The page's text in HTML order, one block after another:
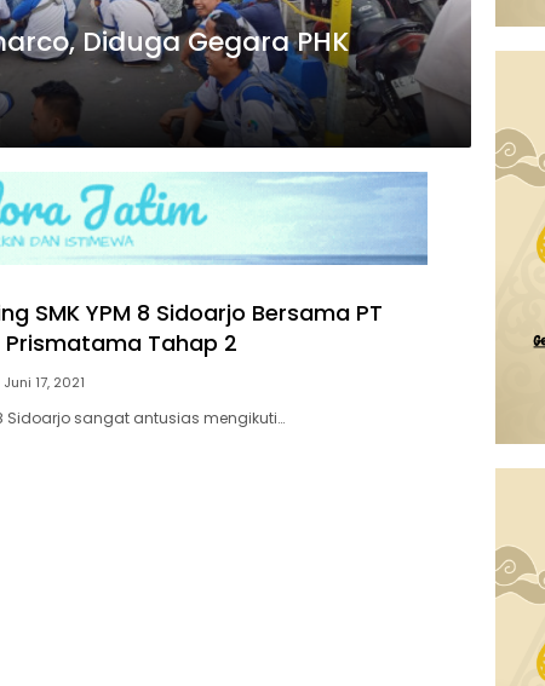
Diduga Gegara PHK
SMK YPM 8 Sidoarjo Bersama PT
Tahap 2
Juni 17, 2021
8 Sidoarjo sangat antusias mengikuti…